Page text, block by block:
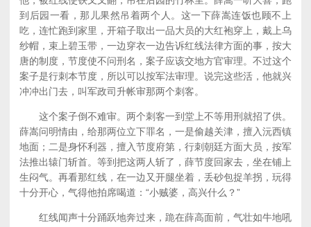
到后园一看，那儿果然吊着两个人。这一下薛嵩连饭也顾不上
吃，连忙跑到家里，开箱子取出一品大员的大红袍穿上，戴上乌
纱帽，束上碧玉带，一边穿衣一边告诉红线法律方面的事，按大
唐的制度，节度使不问刑名，案子应该交地方官审理。不过这个
案子是行刺本节度，所以可以按军法审理。说完这些活，他就兴
冲冲出门去，叫军政司升帐审那两个刺客。
这个案子倒不难审。两个刺客一到堂上不等用刑就招了供。
薛嵩问明情由，给那两位立下罪名，一是偷越关津，擅入沅西镇
地面；二是身怀利器，擅入节度府第，行刺朝廷方面大员，按军
法推出辕门斩首。等到把这两人斩了，薛节度回家去，坐在铺上
生闷气。再看那红线，在一边又开腿坐着，丢砂包捉羊拐，玩得
十分开心，气得他拍席喝道：“小贼婆，高兴什么？”
红线闻声十分踊跃地奔过来，跪在薛高面前，气壮如牛地吼